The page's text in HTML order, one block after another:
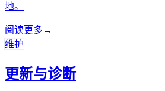
地。
阅读更多 →
维护
更新与诊断